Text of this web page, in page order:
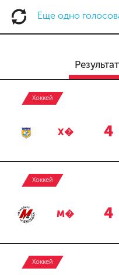
Еще одно
Хоккей
Х� 4
Хоккей
М� 4
Хоккей